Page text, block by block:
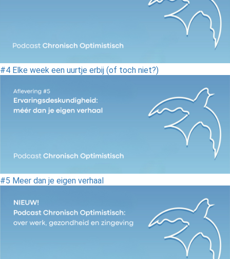
#4 Elke week een uurtje erbij (of toch niet?)
#5 Meer dan je eigen verhaal